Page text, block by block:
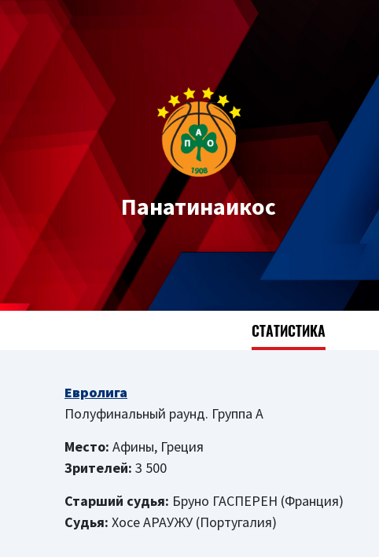
Панатинаикос
СТАТИСТИКА
Евролига
Полуфинальный раунд. Группа А
Место: Афины, Греция
Зрителей: 3 500
Старший судья: Бруно ГАСПЕРЕН (Франция)
Судья: Хосе АРАУЖУ (Португалия)